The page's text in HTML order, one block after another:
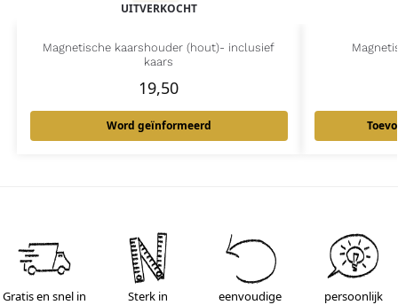
UITVERKOCHT
Magnetische kaarshouder (hout)- inclusief
kaars
19,50
Word geïnformeerd
Gratis en snel in
Sterk in
eenvoudige
persoonlijk